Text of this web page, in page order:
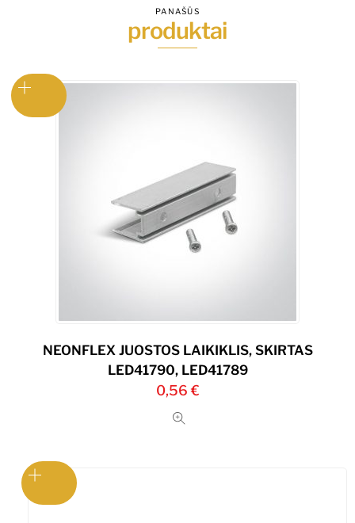
PANAŠŪS
produktai
NEONFLEX JUOSTOS LAIKIKLIS, SKIRTAS
LED41790, LED41789
0,56 €